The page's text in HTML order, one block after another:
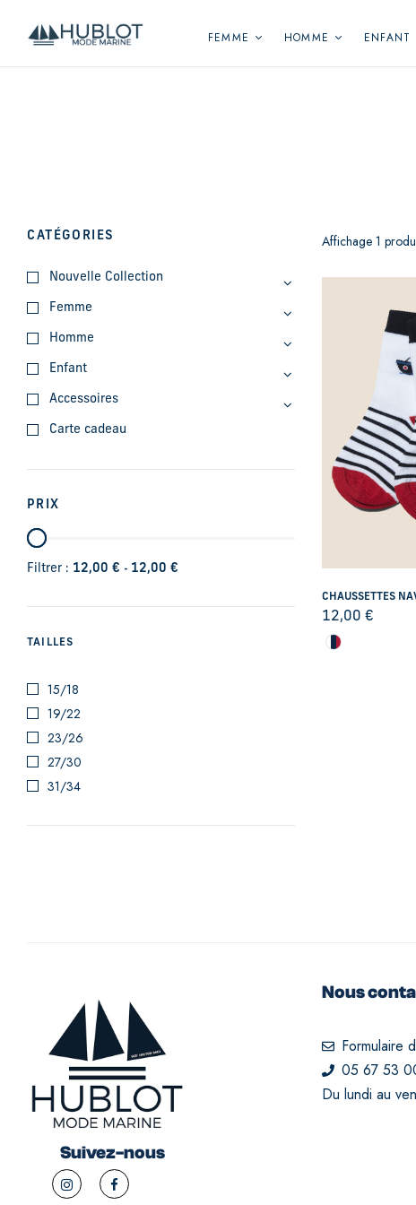
FEMME HOMME ENFANT
CATÉGORIES
Nouvelle Collection
Femme
Homme
Enfant
Accessoires
Carte cadeau
PRIX
Filtrer : 12,00 € - 12,00 €
TAILLES
15/18
19/22
23/26
27/30
31/34
Affichage 1
CHAUSSETTES
12,00 €
Suivez-nous
Nous
Formulaire
05 67 53
Du lundi au